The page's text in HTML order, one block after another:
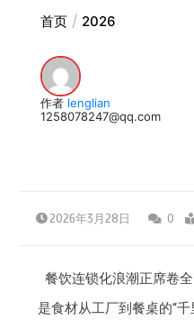
首页 2026
作者 lenglian
1258078247@qq.com
2026年3月28日 0
餐饮连锁化浪潮正席卷
是食材从工厂到餐桌的“